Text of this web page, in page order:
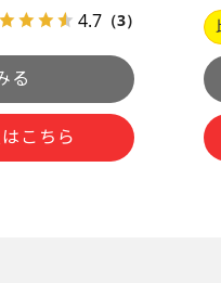
4.7 （3）
る
こちら